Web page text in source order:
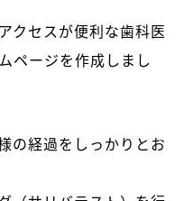
クセスが便利な歯科医
ページを作成しまし
の経過をしっかりとお